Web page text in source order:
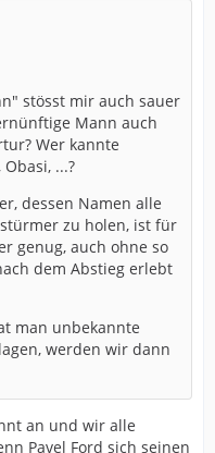
stösst mir auch sauer
Mann auch
Wer kannte
...?
dessen Namen alle
zu holen, ist für
genug, auch ohne so
dem Abstieg erlebt
man unbekannte
werden wir dann
an und wir alle
Pavel Ford sich seinen